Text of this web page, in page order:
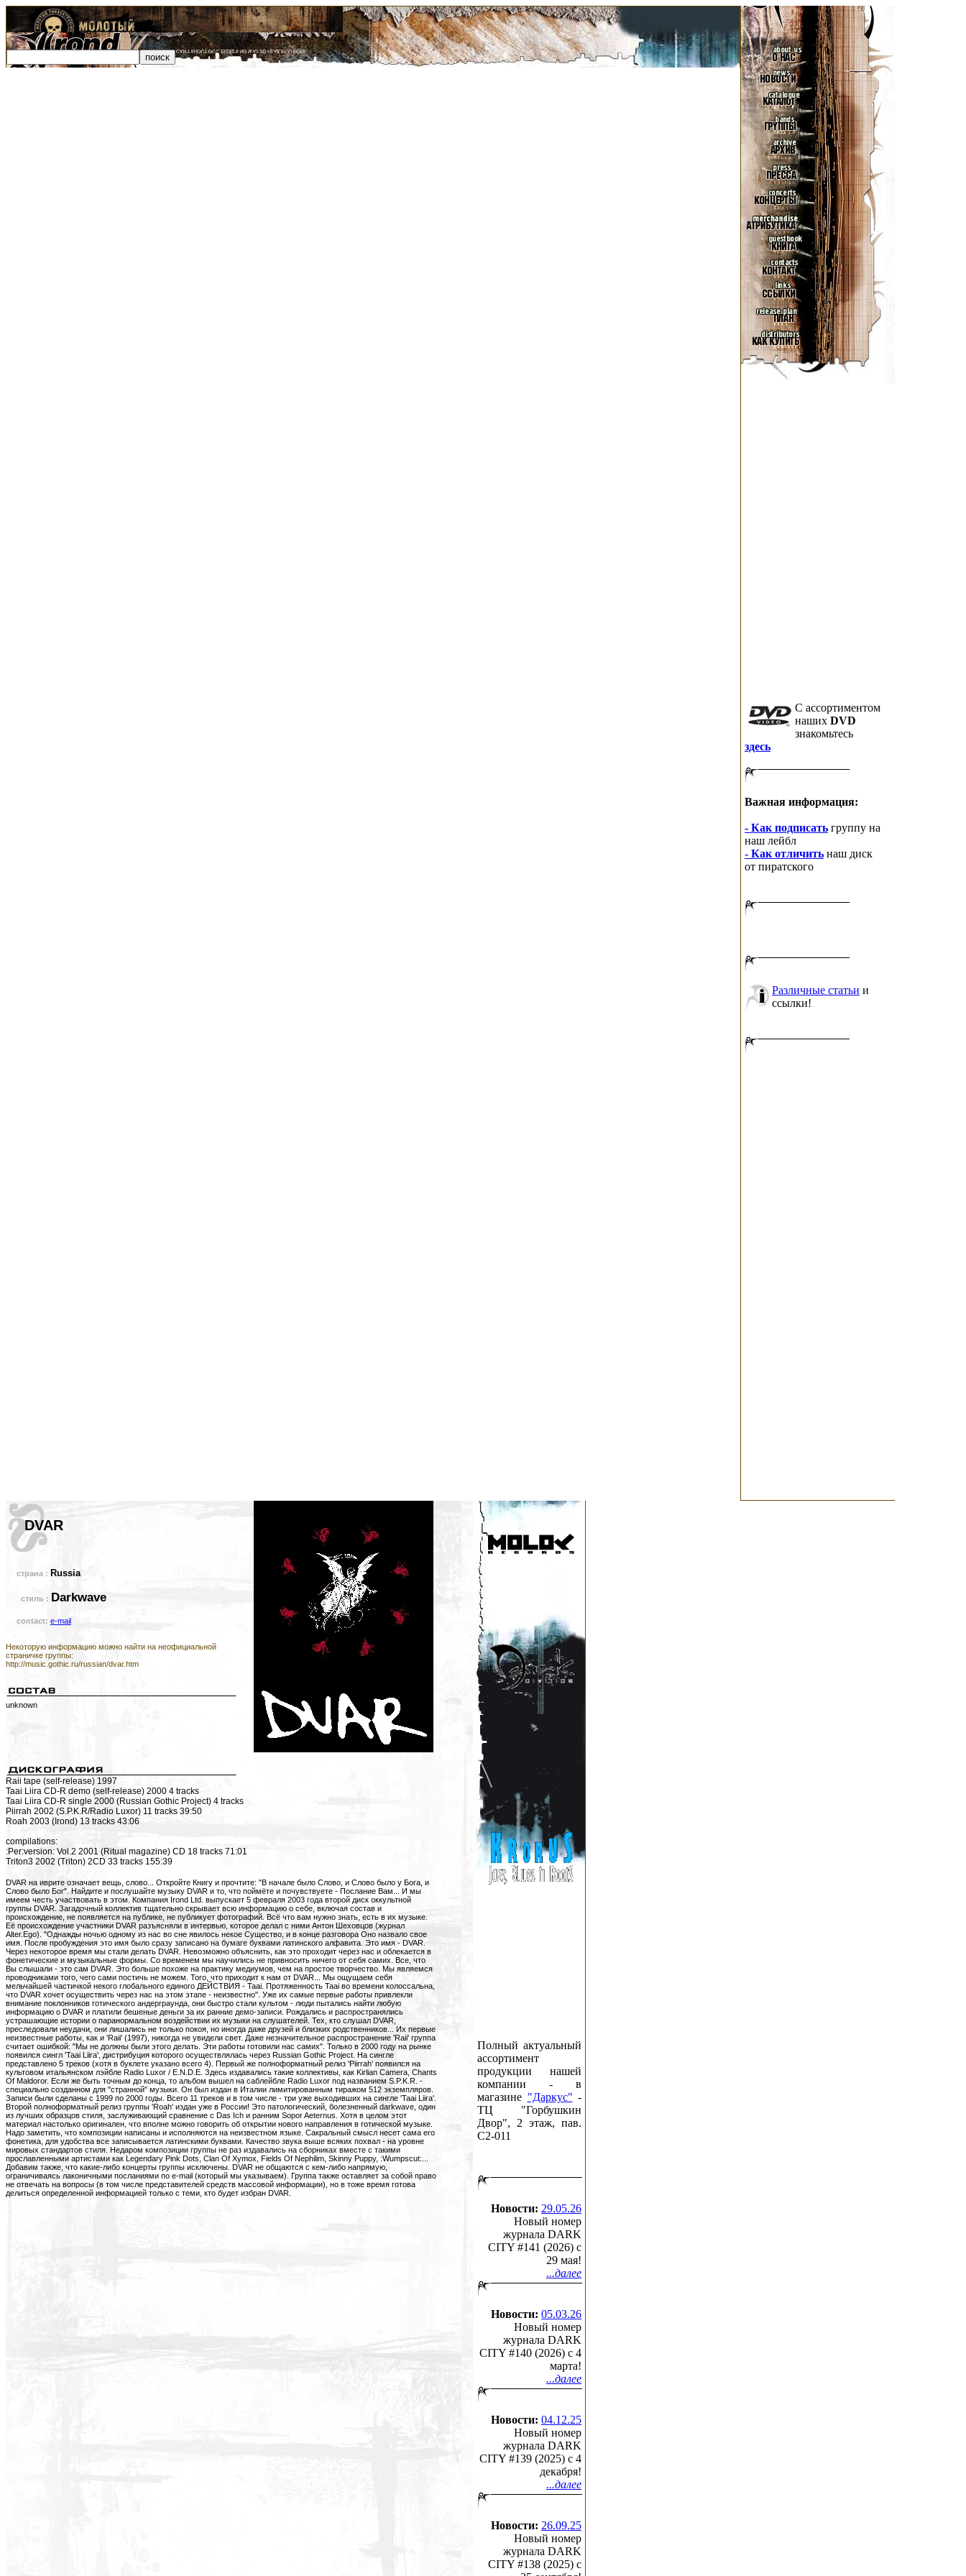
C ассортиментом
наших DVD
знакомьтесь
здесь
Важная информация:
- Как подписать группу на
наш лейбл
- Как отличить наш диск
от пиратского
Различные статьи и
ссылки!
DVAR
страна : Russia
стиль : Darkwave
contact: e-mail
Некоторую информацию можно найти на неофициальной
страничке группы:
http://music.gothic.ru/russian/dvar.htm
unknown
Raii tape (self-release) 1997
Taai Liira CD-R demo (self-release) 2000 4 tracks
Taai Liira CD-R single 2000 (Russian Gothic Project) 4 tracks
Piirrah 2002 (S.P.K.R/Radio Luxor) 11 tracks 39:50
Roah 2003 (Irond) 13 tracks 43:06
compilations:
:Per:version: Vol.2 2001 (Ritual magazine) CD 18 tracks 71:01
Triton3 2002 (Triton) 2CD 33 tracks 155:39
DVAR на иврите означает вещь, слово... Откройте Книгу и прочтите: "В начале было Слово, и Слово было у Бога, и
Слово было Бог". Найдите и послушайте музыку DVAR и то, что поймёте и почувствуете - Послание Вам... И мы
имеем честь участвовать в этом. Компания Irond Ltd. выпускает 5 февраля 2003 года второй диск оккультной
группы DVAR. Загадочный коллектив тщательно скрывает всю информацию о себе, включая состав и
происхождение, не появляется на публике, не публикует фотографий. Всё что вам нужно знать, есть в их музыке.
Её происхождение участники DVAR разъясняли в интервью, которое делал с ними Антон Шеховцов (журнал
Alter.Ego). "Однажды ночью одному из нас во сне явилось некое Существо, и в конце разговора Оно назвало свое
имя. После пробуждения это имя было сразу записано на бумаге буквами латинского алфавита. Это имя - DVAR.
Через некоторое время мы стали делать DVAR. Невозможно объяснить, как это проходит через нас и облекается в
фонетические и музыкальные формы. Со временем мы научились не привносить ничего от себя самих. Все, что
Вы слышали - это сам DVAR. Это больше похоже на практику медиумов, чем на простое творчество. Мы являемся
проводниками того, чего сами постичь не можем. Того, что приходит к нам от DVAR... Мы ощущаем себя
мельчайшей частичкой некого глобального единого ДЕЙСТВИЯ - Taai. Протяженность Taai во времени колоссальна,
что DVAR хочет осуществить через нас на этом этапе - неизвестно". Уже их самые первые работы привлекли
внимание поклонников готического андерграунда, они быстро стали культом - люди пытались найти любую
информацию о DVAR и платили бешеные деньги за их ранние демо-записи. Рождались и распространялись
устрашающие истории о паранормальном воздействии их музыки на слушателей. Тех, кто слушал DVAR,
преследовали неудачи, они лишались не только покоя, но иногда даже друзей и близких родственников... Их первые
неизвестные работы, как и 'Raii' (1997), никогда не увидели свет. Даже незначительное распространение 'Raii' группа
считает ошибкой: "Мы не должны были этого делать. Эти работы готовили нас самих". Только в 2000 году на рынке
появился сингл 'Taai Liira', дистрибуция которого осуществлялась через Russian Gothic Project. На сингле
представлено 5 треков (хотя в буклете указано всего 4). Первый же полноформатный релиз 'Piirrah' появился на
культовом итальянском лэйбле Radio Luxor / E.N.D.E. Здесь издавались такие коллективы, как Kirlian Camera, Chants
Of Maldoror. Если же быть точным до конца, то альбом вышел на саблейбле Radio Luxor под названием S.P.K.R. -
специально созданном для "странной" музыки. Он был издан в Италии лимитированным тиражом 512 экземпляров.
Записи были сделаны с 1999 по 2000 годы. Всего 11 треков и в том числе - три уже выходивших на сингле 'Taai Liira'.
Второй полноформатный релиз группы 'Roah' издан уже в России! Это патологический, болезненный darkwave, один
из лучших образцов стиля, заслуживающий сравнение с Das Ich и ранним Sopor Aeternus. Хотя в целом этот
материал настолько оригинален, что вполне можно говорить об открытии нового направления в готической музыке.
Надо заметить, что композиции написаны и исполняются на неизвестном языке. Сакральный смысл несет сама его
фонетика, для удобства все записывается латинскими буквами. Качество звука выше всяких похвал - на уровне
мировых стандартов стиля. Недаром композиции группы не раз издавались на сборниках вместе с такими
прославленными артистами как Legendary Pink Dots, Clan Of Xymox, Fields Of Nephilim, Skinny Puppy, :Wumpscut:...
Добавим также, что какие-либо концерты группы исключены. DVAR не общаются с кем-либо напрямую,
ограничиваясь лаконичными посланиями по e-mail (который мы указываем). Группа также оставляет за собой право
не отвечать на вопросы (в том числе представителей средств массовой информации), но в тоже время готова
делиться определенной информацией только с теми, кто будет избран DVAR.
Полный актуальный
ассортимент
продукции нашей
компании - в
магазине "Даркус" -
ТЦ "Горбушкин
Двор", 2 этаж, пав.
C2-011
Новости: 29.05.26
Новый номер
журнала DARK
CITY #141 (2026) c
29 мая!
...далее
Новости: 05.03.26
Новый номер
журнала DARK
CITY #140 (2026) c 4
марта!
...далее
Новости: 04.12.25
Новый номер
журнала DARK
CITY #139 (2025) c 4
декабря!
...далее
Новости: 26.09.25
Новый номер
журнала DARK
CITY #138 (2025) c